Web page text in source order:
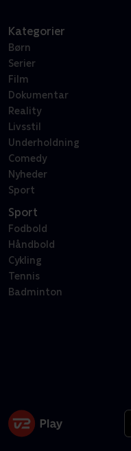
Kategorier
Børn
Serier
Film
Dokumentar
Reality
Livsstil
Underholdning
Comedy
Nyheder
Sport
Sport
Fodbold
Håndbold
Cykling
Tennis
Badminton